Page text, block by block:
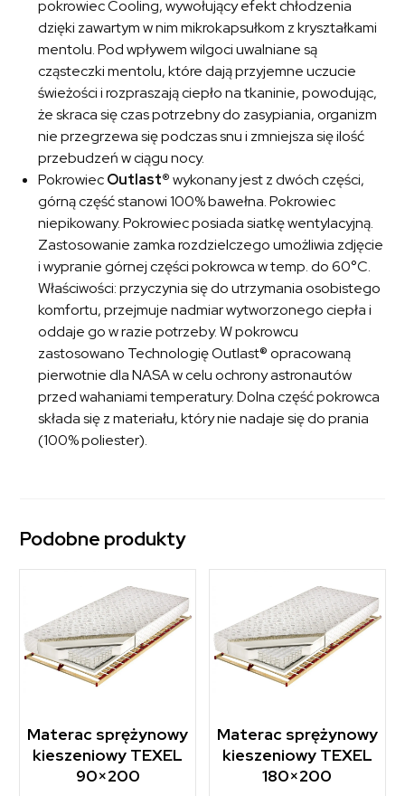
pokrowiec Cooling, wywołujący efekt chłodzenia
dzięki zawartym w nim mikrokapsułkom z kryształkami
mentolu. Pod wpływem wilgoci uwalniane są
cząsteczki mentolu, które dają przyjemne uczucie
świeżości i rozpraszają ciepło na tkaninie, powodując,
że skraca się czas potrzebny do zasypiania, organizm
nie przegrzewa się podczas snu i zmniejsza się ilość
przebudzeń w ciągu nocy.
PokrowiecOutlast®wykonany jest z dwóch części,
górną część stanowi 100% bawełna. Pokrowiec
niepikowany. Pokrowiec posiada siatkę wentylacyjną.
Zastosowanie zamka rozdzielczego umożliwia zdjęcie
i wypranie górnej części pokrowca w temp. do 60°C.
Właściwości: przyczynia się do utrzymania osobistego
komfortu, przejmuje nadmiar wytworzonego ciepła i
oddaje go w razie potrzeby. W pokrowcu
zastosowano Technologię Outlast® opracowaną
pierwotnie dla NASA w celu ochrony astronautów
przed wahaniami temperatury. Dolna część pokrowca
składa się z materiału, który nie nadaje się do prania
(100% poliester).
Podobne produkty
Materac sprężynowy
kieszeniowy TEXEL
90×200
Materac sprężynowy
kieszeniowy TEXEL
180×200